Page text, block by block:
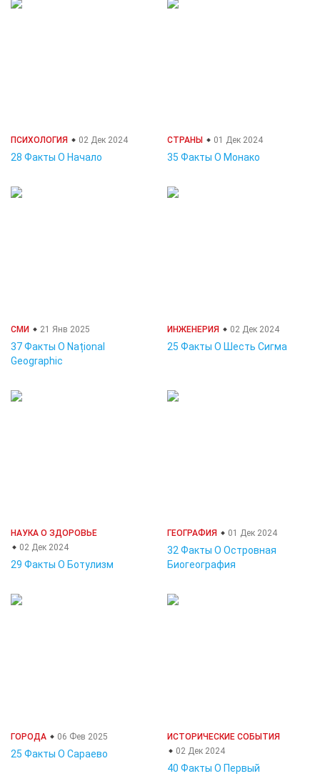
ПСИХОЛОГИЯ 02 Дек 2024
28 Факты О Начало
СТРАНЫ 01 Дек 2024
35 Факты О Монако
СМИ 21 Янв 2025
37 Факты О Național
Geographic
ИНЖЕНЕРИЯ 02 Дек 2024
25 Факты О Шесть Сигма
НАУКА О ЗДОРОВЬЕ
02 Дек 2024
29 Факты О Ботулизм
ГЕОГРАФИЯ 01 Дек 2024
32 Факты О Островная
Биогеография
ГОРОДА 06 Фев 2025
25 Факты О Сараево
ИСТОРИЧЕСКИЕ СОБЫТИЯ
02 Дек 2024
40 Факты О Первый